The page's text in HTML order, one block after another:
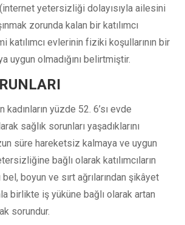
(internet yetersizliği dolayısıyla ailesini
zorunda kalan bir katılımcı
katılımcı evlerinin fiziki koşullarının bir
uygun olmadığını belirtmiştir.
kadınların yüzde 52. 6’sı evde
sağlık sorunları yaşadıklarını
süre hareketsiz kalmaya ve uygun
bağlı olarak katılımcıların
boyun ve sırt ağrılarından şikâyet
birlikte iş yüküne bağlı olarak artan
sorundur.